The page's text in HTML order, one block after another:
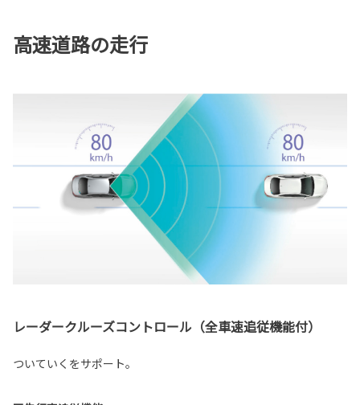
高速道路の走行
レーダークルーズコントロール（全車速追従機能付）
ついていくをサポート。